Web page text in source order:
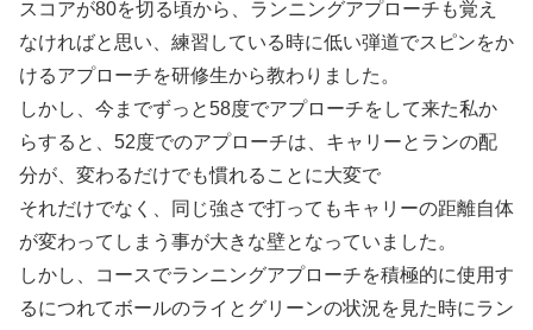
スコアが80を切る頃から、ランニングアプローチも覚え
なければと思い、練習している時に低い弾道でスピンをか
けるアプローチを研修生から教わりました。
しかし、今までずっと58度でアプローチをして来た私か
らすると、52度でのアプローチは、キャリーとランの配
分が、変わるだけでも慣れることに大変で
それだけでなく、同じ強さで打ってもキャリーの距離自体
が変わってしまう事が大きな壁となっていました。
しかし、コースでランニングアプローチを積極的に使用す
るにつれてボールのライとグリーンの状況を見た時にラン